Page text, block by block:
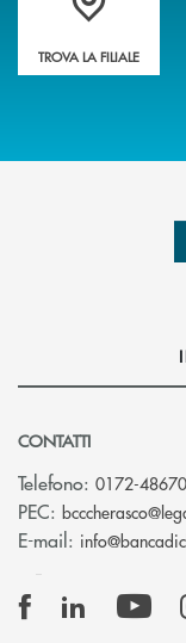
TROVA LA FILIALE
CONTATTI
Telefono: 0172-
PEC:
E-mail: